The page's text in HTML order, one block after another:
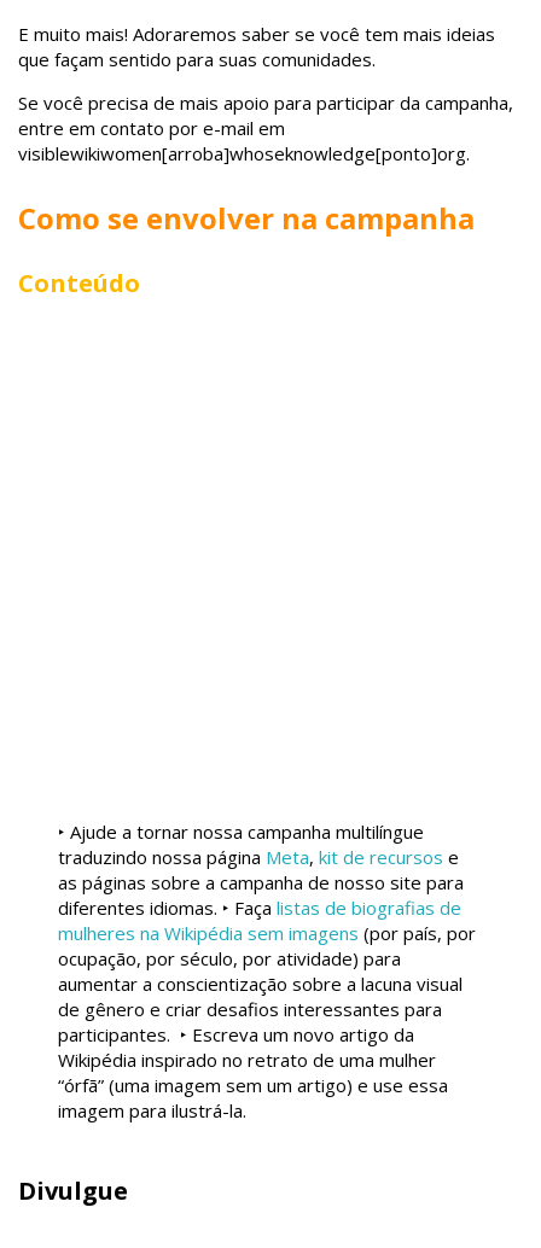
E muito mais! Adoraremos saber se você tem mais ideias
que façam sentido para suas comunidades.
Se você precisa de mais apoio para participar da campanha,
entre em contato por e-mail em
visiblewikiwomen[arroba]whoseknowledge[ponto]org.
Como se envolver na campanha
Conteúdo
‣ Ajude a tornar nossa campanha multilíngue
traduzindo nossa página Meta,kit de recursos e
as páginas sobre a campanha de nosso site para
diferentes idiomas. ‣ Façalistas de biografias de
mulheres na Wikipédia sem imagens (por país, por
ocupação, por século, por atividade) para
aumentar a conscientização sobre a lacuna visual
de gênero e criar desafios interessantes para
participantes. ‣ Escreva um novo artigo da
Wikipédia inspirado no retrato de uma mulher
“órfã” (uma imagem sem um artigo) e use essa
imagem para ilustrá-la.
Divulgue